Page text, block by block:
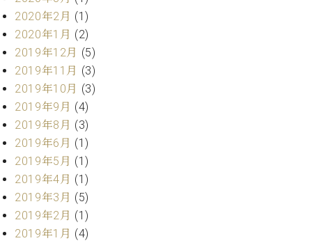
ノ
C.
ベ
ヒ
シ
ュ
タ
イ
ン
ア
カ
デ
ミ
コ
シ
ェ
ル
ジ
ュ
ア
セ
ス
セン
トラ
ム東
京の
ご案
2020年2月 (1)
2020年1月 (2)
2019年12月 (5)
2019年11月 (3)
2019年10月 (3)
2019年9月 (4)
2019年8月 (3)
2019年6月 (1)
2019年5月 (1)
2019年4月 (1)
2019年3月 (5)
2019年2月 (1)
2019年1月 (4)